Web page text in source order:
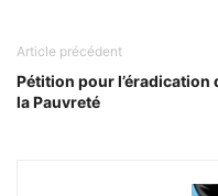
Article précédent
Pétition pour l’éradication
la Pauvreté